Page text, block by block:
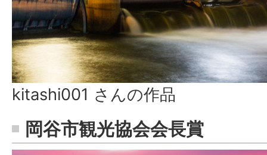
kitashi001 さんの作品
岡谷市観光協会会長賞